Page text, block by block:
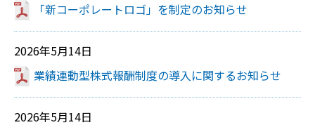
「新コーポレートロゴ」を制定のお知らせ
2026年5月14日
業績連動型株式報酬制度の導入に関するお知らせ
2026年5月14日